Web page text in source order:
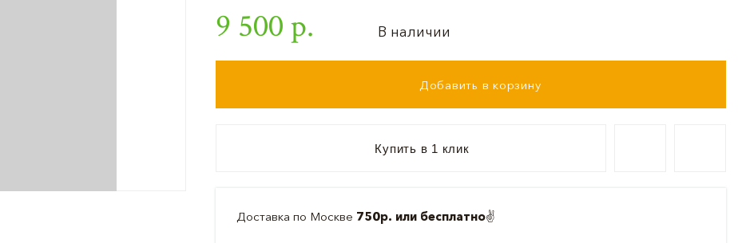
9 500 р. В наличии
Добавить в корзину
Купить в 1 клик
Доставка по Москве 750р. или бесплатно✌️